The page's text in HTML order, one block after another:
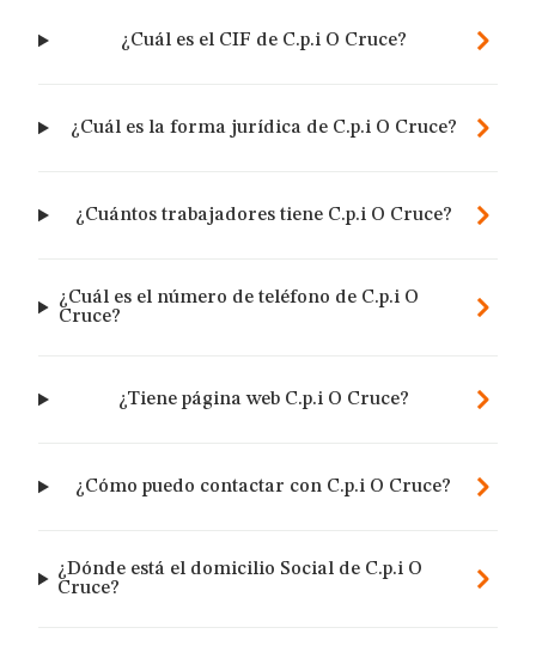
¿Cuál es el CIF de C.p.i O Cruce?
¿Cuál es la forma jurídica de C.p.i O Cruce?
¿Cuántos trabajadores tiene C.p.i O Cruce?
¿Cuál es el número de teléfono de C.p.i O
Cruce?
¿Tiene página web C.p.i O Cruce?
¿Cómo puedo contactar con C.p.i O Cruce?
¿Dónde está el domicilio Social de C.p.i O
Cruce?